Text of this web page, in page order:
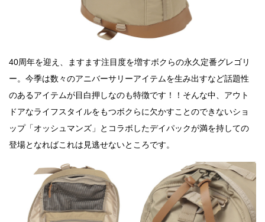
40周年を迎え、ますます注目度を増すボクらの永久定番グレゴリ
ー。今季は数々のアニバーサリーアイテムを生み出すなど話題性
のあるアイテムが目白押しなのも特徴です！！そんな中、アウト
ドアなライフスタイルをもつボクらに欠かすことのできないショ
ップ「オッシュマンズ」とコラボしたデイパックが満を持しての
登場となればこれは見逃せないところです。